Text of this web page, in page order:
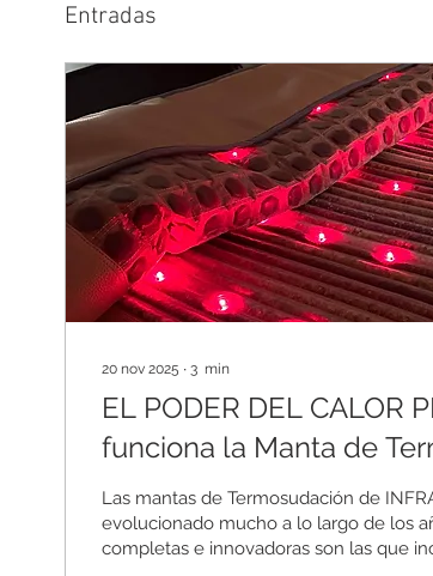
Entradas
20 nov 2025 ∙ 3 min
EL PODER DEL CALOR
funciona la Manta de
infrarrojos lejanos,
semipreciosas.
Las mantas de Termosudación de
evolucionado mucho a lo largo de los
completas e innovadoras son las que